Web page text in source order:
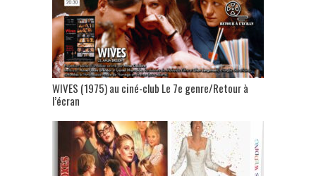
WIVES (1975) au ciné-club Le 7e genre/Retour à
l’écran